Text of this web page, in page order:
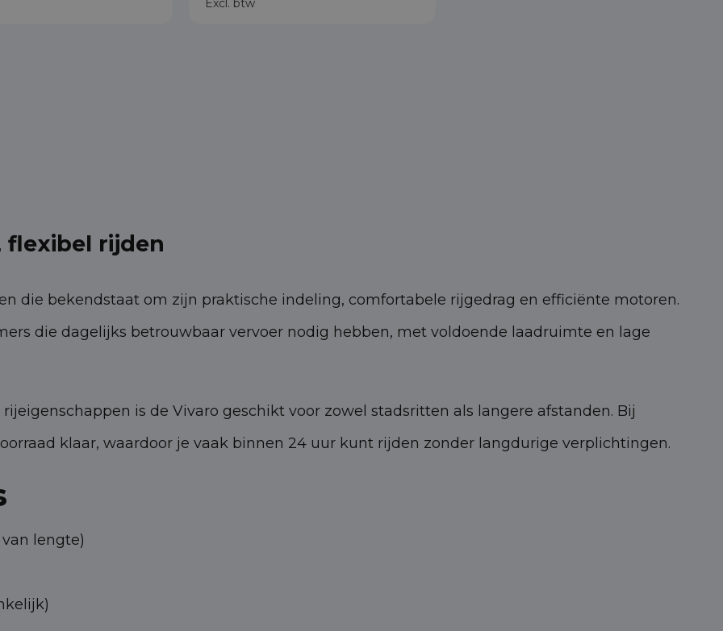
Excl. btw
flexibel rijden
die bekendstaat om zijn praktische indeling, comfortabele rijgedrag en efficiënte motoren.
die dagelijks betrouwbaar vervoer nodig hebben, met voldoende laadruimte en lage
is de Vivaro geschikt voor zowel stadsritten als langere afstanden. Bij
klaar, waardoor je vaak binnen 24 uur kunt rijden zonder langdurige verplichtingen.
van lengte)